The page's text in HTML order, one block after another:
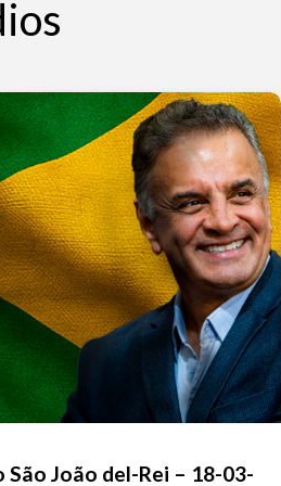
João del-Rei – 18-03-